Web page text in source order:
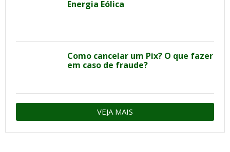
Energia Eólica
Como cancelar um Pix? O que fazer
em caso de fraude?
VEJA MAIS